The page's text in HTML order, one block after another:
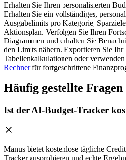
Erhalten Sie Ihren personalisierten
Erhalten Sie ein vollständiges,
Ausgabelimits pro Kategorie,
Aktionsplan. Verfolgen Sie Ihren
Diagrammen und erhalten Sie
den Limits nähern. Exportieren Sie Ihr
Tabellenkalkulationen oder verwenden
Rechnerfür fortgeschrittene
Häufig gestellte Fragen
Ist der AI-Budget-Tracker
Manus bietet kostenlose tägliche
Tracker ausprobieren und echte